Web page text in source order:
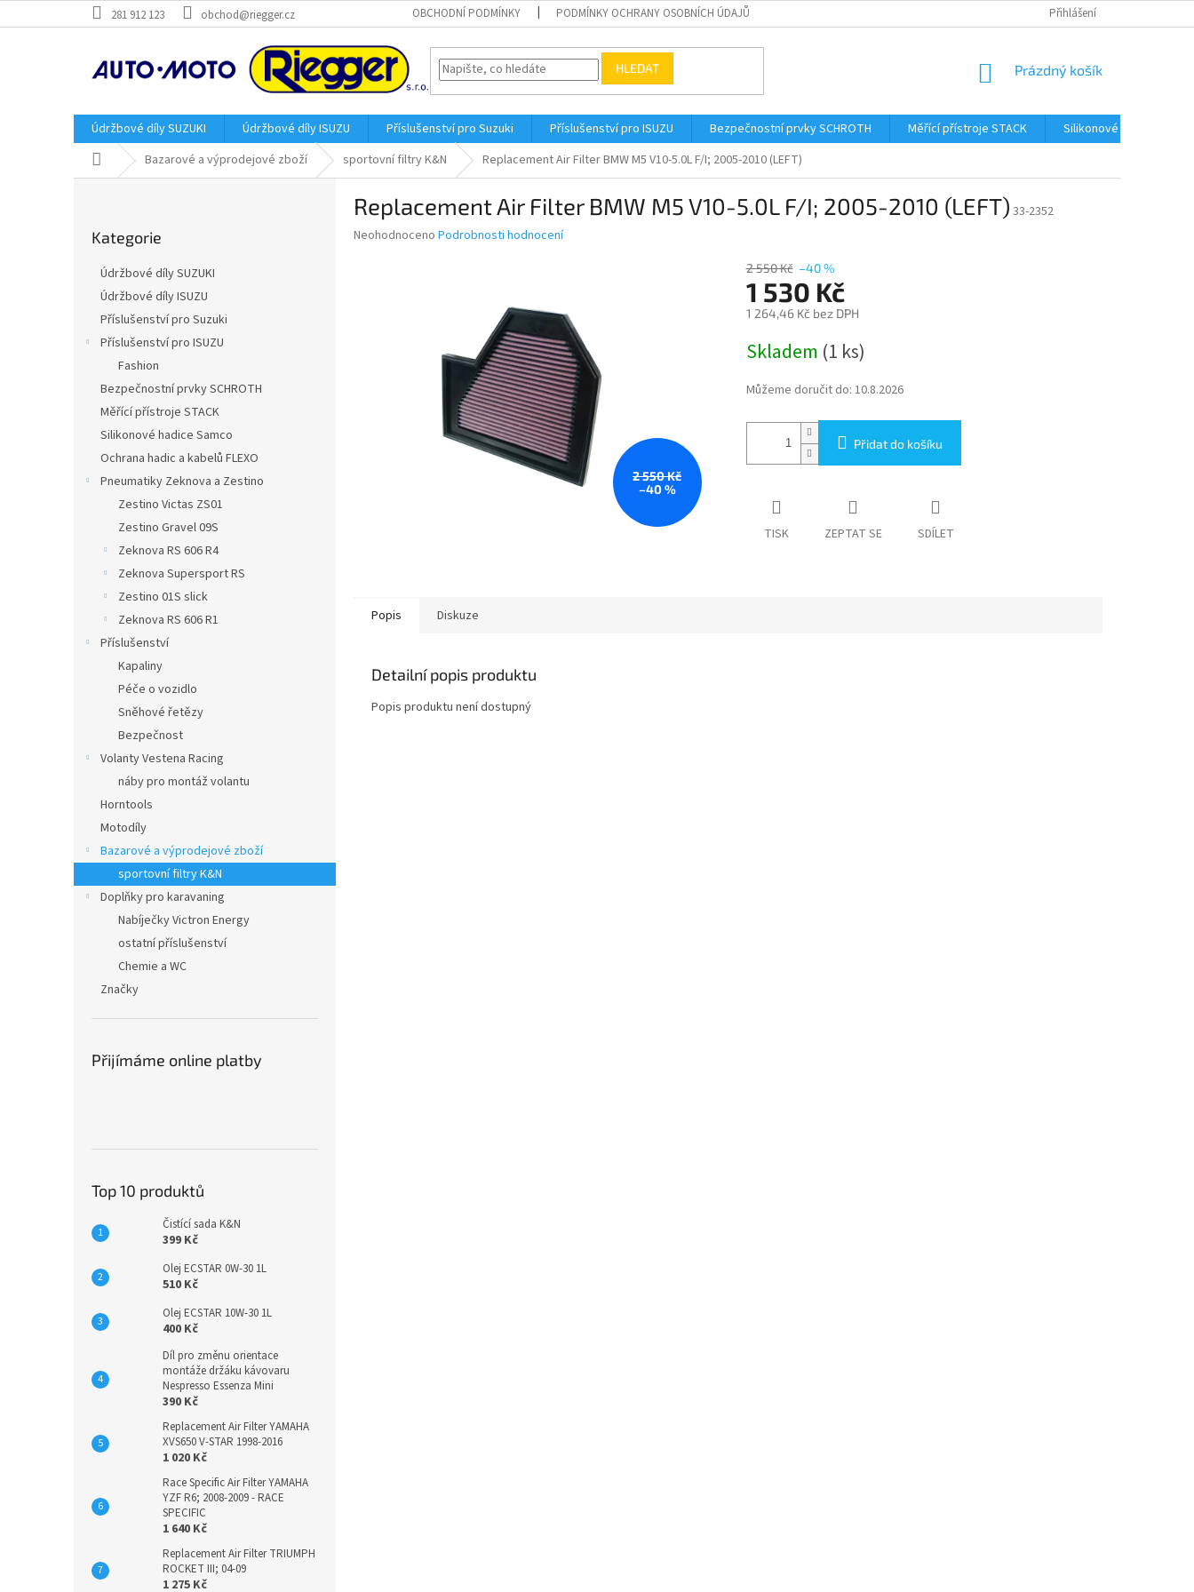
na
281 912 123 obchod@riegger.cz OBCHODNÍ PODMÍNKY PODMÍNKY OCHRANY OSOBNÍCH ÚDAJŮ Přihlášení
HLEDAT
NÁKUPNÍ
Prázdný košík
Údržbové díly SUZUKI Údržbové díly ISUZU Příslušenství pro Suzuki Příslušenství pro ISUZU Bezpečnostní prvky SCHROTH Měřící přístroje STACK
Silikonové hadice
Domů Bazarové a výprodejové zboží sportovní filtry K&N Replacement Air Filter BMW M5 V10-5.0L F/I; 2005-2010 (LEFT)
kategorie
Kategorie
Údržbové díly SUZUKI
Údržbové díly ISUZU
Příslušenství pro Suzuki
Příslušenství pro ISUZU
Fashion
Bezpečnostní prvky SCHROTH
Měřící přístroje STACK
Silikonové hadice Samco
Ochrana hadic a kabelů FLEXO
Pneumatiky Zeknova a Zestino
Zestino Victas ZS01
Zestino Gravel 09S
Zeknova RS 606 R4
Zeknova Supersport RS
Zestino 01S slick
Zeknova RS 606 R1
Příslušenství
Kapaliny
Péče o vozidlo
Sněhové řetězy
Bezpečnost
Volanty Vestena Racing
náby pro montáž volantu
Horntools
Motodíly
Bazarové a výprodejové zboží
sportovní filtry K&N
Doplňky pro karavaning
Nabíječky Victron Energy
ostatní příslušenství
Chemie a WC
Značky
Přijímáme online platby
Top 10 produktů
Čistící sada K&N
399 Kč
Olej ECSTAR 0W-30 1L
510 Kč
Olej ECSTAR 10W-30 1L
400 Kč
Díl pro změnu orientace
montáže držáku kávovaru
Nespresso Essenza Mini
390 Kč
Replacement Air Filter YAMAHA
XVS650 V-STAR 1998-2016
1 020 Kč
Race Specific Air Filter YAMAHA
YZF R6; 2008-2009 - RACE
SPECIFIC
1 640 Kč
Replacement Air Filter TRIUMPH
ROCKET III; 04-09
1 275 Kč
Replacement Air Filter BMW M5 V10-5.0L F/I; 2005-2010 (LEFT) 33-2352
Průměrné
Neohodnoceno Podrobnosti hodnocení
2 550 Kč
–40 %
2 550 Kč –40 %
1 530 Kč
1 264,46 Kč bez DPH
cena:
Skladem (1 ks)
Můžeme doručit do: 10.8.2026
Přidat do košíku
TISK ZEPTAT SE SDÍLET
Popis Diskuze
Detailní popis produktu
Popis produktu není dostupný